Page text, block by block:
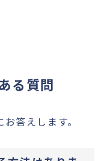
る質問
答えします。